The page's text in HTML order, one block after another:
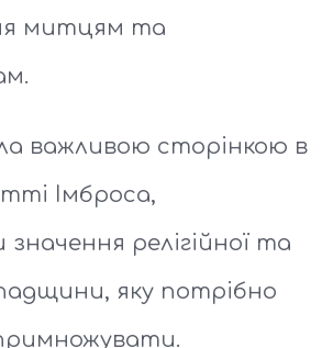
митцям та
важливою сторінкою в
Імброса,
значення релігійної та
яку потрібно